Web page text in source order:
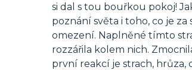
si dal s tou bouřkou pokoj!
poznání světa i toho, co je
omezení. Naplněné tímto
rozzářila kolem nich.
první reakcí je strach, hrůza,